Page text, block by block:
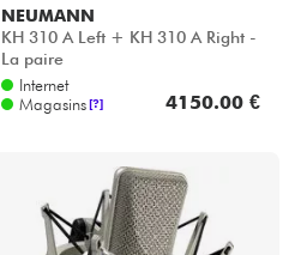
NEUMANN
KH 310 A Left + KH 310 A Right -
La paire
Internet
Magasins[?] 4150.00 €